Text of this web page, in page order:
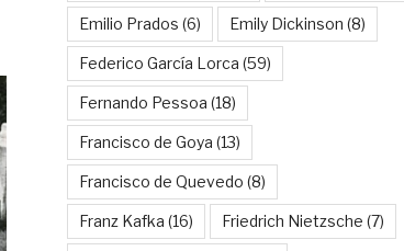
Emilio Prados (6) Emily Dickinson (8)
Federico García Lorca (59)
Fernando Pessoa (18)
Francisco de Goya (13)
Francisco de Quevedo (8)
Franz Kafka (16) Friedrich Nietzsche (7)